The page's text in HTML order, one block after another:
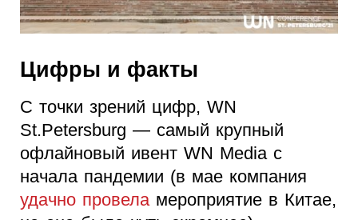
Цифры и факты
С точки зрений цифр, WN
St.Petersburg — самый крупный
офлайновый ивент WN Media с
начала пандемии (в мае компания
удачно провеламероприятие в Китае,